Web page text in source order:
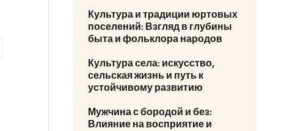
Культура и традиции юртовых
поселений: Взгляд в глубины
быта и фольклора народов
Культура села: искусство,
сельская жизнь и путь к
устойчивому развитию
Мужчина с бородой и без:
Влияние на восприятие и